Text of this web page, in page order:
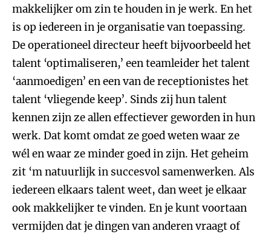
makkelijker om zin te houden in je werk. En het
is op iedereen in je organisatie van toepassing.
De operationeel directeur heeft bijvoorbeeld het
talent ‘optimaliseren,’ een teamleider het talent
‘aanmoedigen’ en een van de receptionistes het
talent ‘vliegende keep’. Sinds zij hun talent
kennen zijn ze allen effectiever geworden in hun
werk. Dat komt omdat ze goed weten waar ze
wél en waar ze minder goed in zijn. Het geheim
zit ‘m natuurlijk in succesvol samenwerken. Als
iedereen elkaars talent weet, dan weet je elkaar
ook makkelijker te vinden. En je kunt voortaan
vermijden dat je dingen van anderen vraagt of